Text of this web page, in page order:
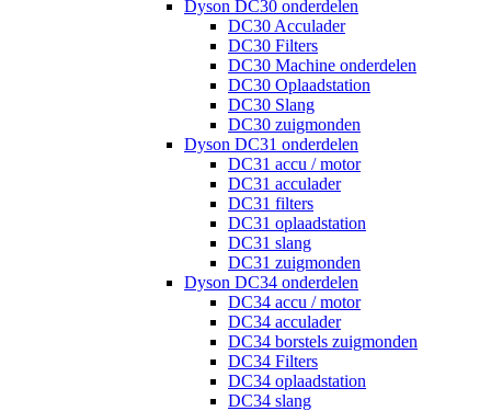
Dyson DC30 onderdelen
DC30 Acculader
DC30 Filters
DC30 Machine onderdelen
DC30 Oplaadstation
DC30 Slang
DC30 zuigmonden
Dyson DC31 onderdelen
DC31 accu / motor
DC31 acculader
DC31 filters
DC31 oplaadstation
DC31 slang
DC31 zuigmonden
Dyson DC34 onderdelen
DC34 accu / motor
DC34 acculader
DC34 borstels zuigmonden
DC34 Filters
DC34 oplaadstation
DC34 slang